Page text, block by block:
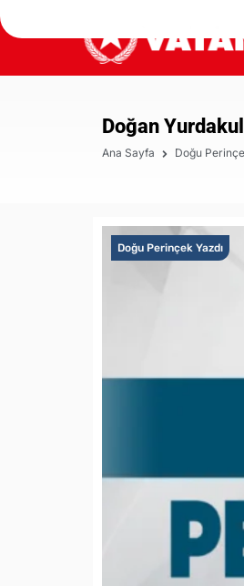
Doğan
Ana Sayfa Doğu
Doğu Perinçek Yazdı